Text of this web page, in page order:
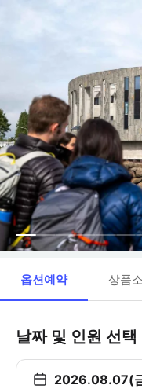
옵션예약 상품
날짜 및 인원 선택
2026.08.07(